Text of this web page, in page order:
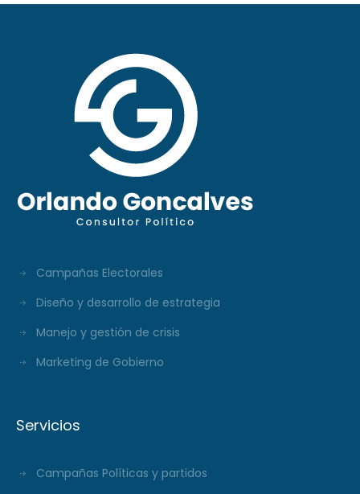
Campañas Electorales
Diseño y desarrollo de estrategia
Manejo y gestión de crisis
Marketing de Gobierno
Servicios
Campañas Políticas y partidos